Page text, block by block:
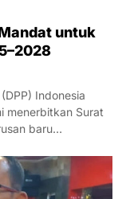
untuk
Indonesia
menerbitkan Surat
baru…